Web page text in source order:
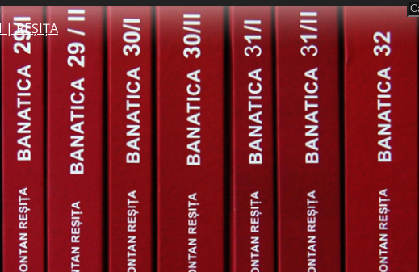
| REȘIȚA